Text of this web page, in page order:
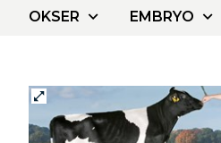
OKSER EMBRYO